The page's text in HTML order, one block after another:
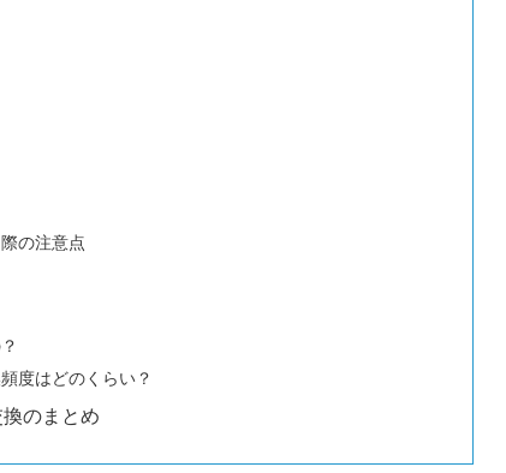
の注意点
度はどのくらい？
のまとめ